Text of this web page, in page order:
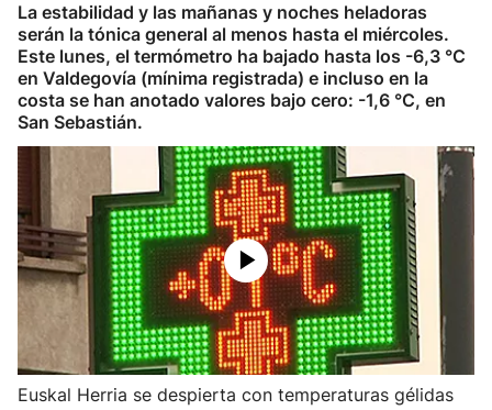
La estabilidad y las mañanas y noches heladoras
serán la tónica general al menos hasta el miércoles.
Este lunes, el termómetro ha bajado hasta los -6,3 °C
en Valdegovía (mínima registrada) e incluso en la
costa se han anotado valores bajo cero: -1,6 °C, en
San Sebastián.
Euskal Herria se despierta con temperaturas gélidas